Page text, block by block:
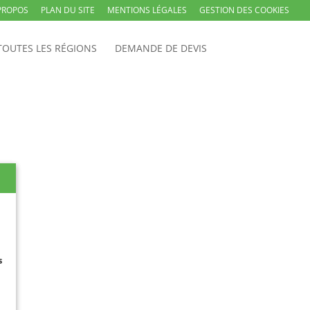
PLAN DU SITE MENTIONS LÉGALES GESTION DES COOKIES
LES RÉGIONS DEMANDE DE DEVIS